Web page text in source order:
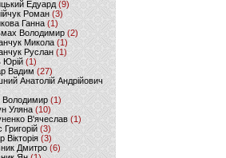
Едуард (9)
Роман(3)
Ганна (1)
Володимир(2)
Микола (1)
Руслан (1)
Юрій (1)
Вадим(27)
Анатолій Андрійович
Володимир (1)
Уляна (10)
В'ячеслав (1)
Григорій (3)
(3)
Дмитро (6)